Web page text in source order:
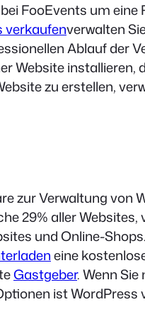
FooEvents um eine
verkaufenverwalten
Ablauf der
Website
zu erstellen,
zur Verwaltung von
29% aller
und Online-
eine
Gastgeber. Wenn
ist